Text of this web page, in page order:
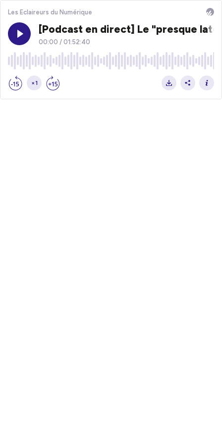
Les Eclaireurs du Numérique
[Podcast en direct] Le "presque late
00:00 / 01:52:40
×1